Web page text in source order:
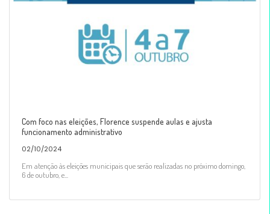
Com foco nas eleições, Florence suspende aulas e ajusta
funcionamento administrativo
02/10/2024
Em atenção às eleições municipais que serão realizadas no próximo domingo,
6 de outubro, e...